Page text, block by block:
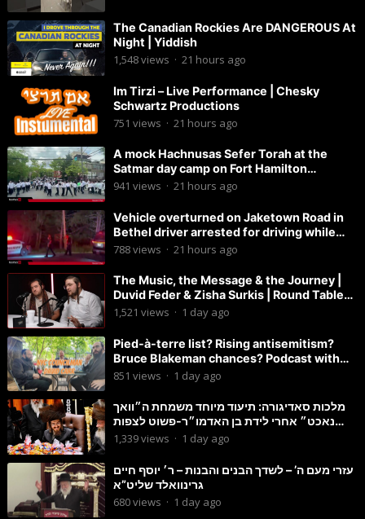
The Canadian Rockies Are DANGEROUS At
Night | Yiddish
1,548views · 21 hours ago
Im Tirzi – Live Performance | Chesky
Schwartz Productions
751 views · 21 hours ago
A mock Hachnusas Sefer Torah at the
Satmar day camp on Fort Hamilton
Parkway.
941 views · 21 hours ago
Vehicle overturned on Jaketown Road in
Bethel driver arrested for driving while
intoxicated.
788views · 21 hours ago
The Music, the Message & the Journey |
Duvid Feder & Zisha Surkis | Round Table
#11
1,521 views · 1 day ago
Pied-à-terre list? Rising antisemitism?
Bruce Blakeman chances? Podcast with
Councilman David Carr!
851 views · 1 day ago
מלכות סאדיגורה: תיעוד מיוחד משמחת ה״וואך
נאכט״ אחרי לידת בן האדמו״ר-פשוט לצפות
ולהנות
1,339views · 1 day ago
עזרי מעם ה’ – לשדך הבנים והבנות – ר׳ יוסף חיים
גרינוואלד שליט”א
680views · 1 day ago